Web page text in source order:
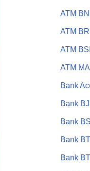
ATM BNI
ATM BRI
ATM BSI
ATM
Bank
Bank
Bank
Bank
Bank